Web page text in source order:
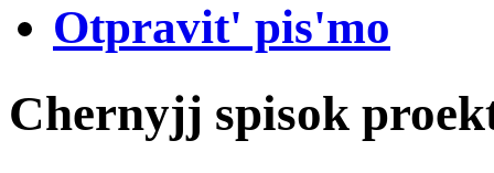
Otpravit' pis'mo
Chernyjj spisok